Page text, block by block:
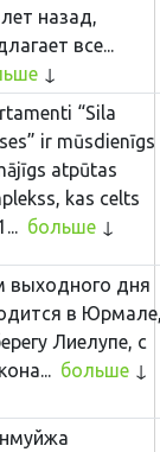
назад,
все...
“Sila
ir mūsdienīgs
atpūtas
kas celts
больше
выходного дня
в
Лиелупе, с
больше